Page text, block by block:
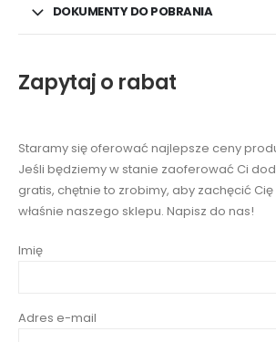
DOKUMENTY DO POBRANIA
Zapytaj o rabat
Staramy się oferować najlepsze ceny
Jeśli będziemy w stanie zaoferować Ci
gratis, chętnie to zrobimy, aby zachęcić
właśnie naszego sklepu. Napisz do nas!
Imię
Adres e-mail